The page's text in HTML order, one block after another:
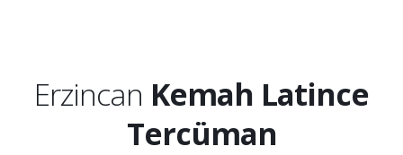
Erzincan Kemah Latince
Tercüman